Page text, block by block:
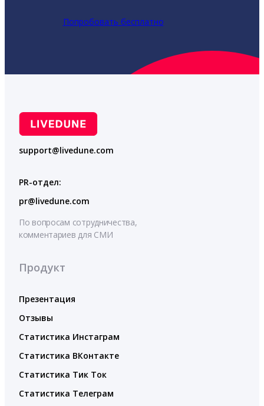
Попробовать бесплатно
support@livedune.com
PR-отдел:
pr@livedune.com
По вопросам сотрудничества,
комментариев для СМИ
Продукт
Презентация
Отзывы
Статистика Инстаграм
Статистика ВКонтакте
Статистика Тик Ток
Статистика Телеграм